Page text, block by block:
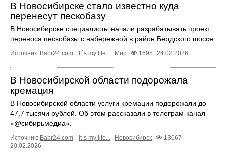
В Новосибирске стало известно куда
перенесут пескобазу
В Новосибирске специалисты начали разрабатывать проект
переноса пескобазы с набережной в район Бердского шоссе.
Источник: Babr24.com. It`s my life... Мир 1695 24.02.2026
В Новосибирской области подорожала
кремация
В Новосибирской области услуги кремации подорожали до
47,7 тысячи рублей. Об этом рассказали в телеграм-канал
«@сибирьмедиа».
Источник: Babr24.com. It`s my life... Новосибирск
13067
20.02.2026